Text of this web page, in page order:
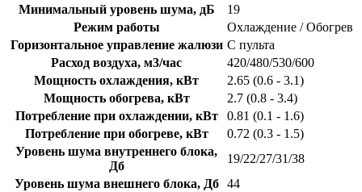
Минимальный уровень шума, дБ
19
Режим работы
Охлаждение / Обогрев
Горизонтальное управление жалюзи С пульта
Расход воздуха, м3/час
420/480/530/600
Мощность охлаждения, кВт
2.65 (0.6 - 3.1)
Мощность обогрева, кВт
2.7 (0.8 - 3.4)
Потребление при охлаждении, кВт
0.81 (0.1 - 1.6)
Потребление при обогреве, кВт
0.72 (0.3 - 1.5)
Уровень шума внутреннего блока,
Дб
19/22/27/31/38
Уровень шума внешнего блока, Дб
44